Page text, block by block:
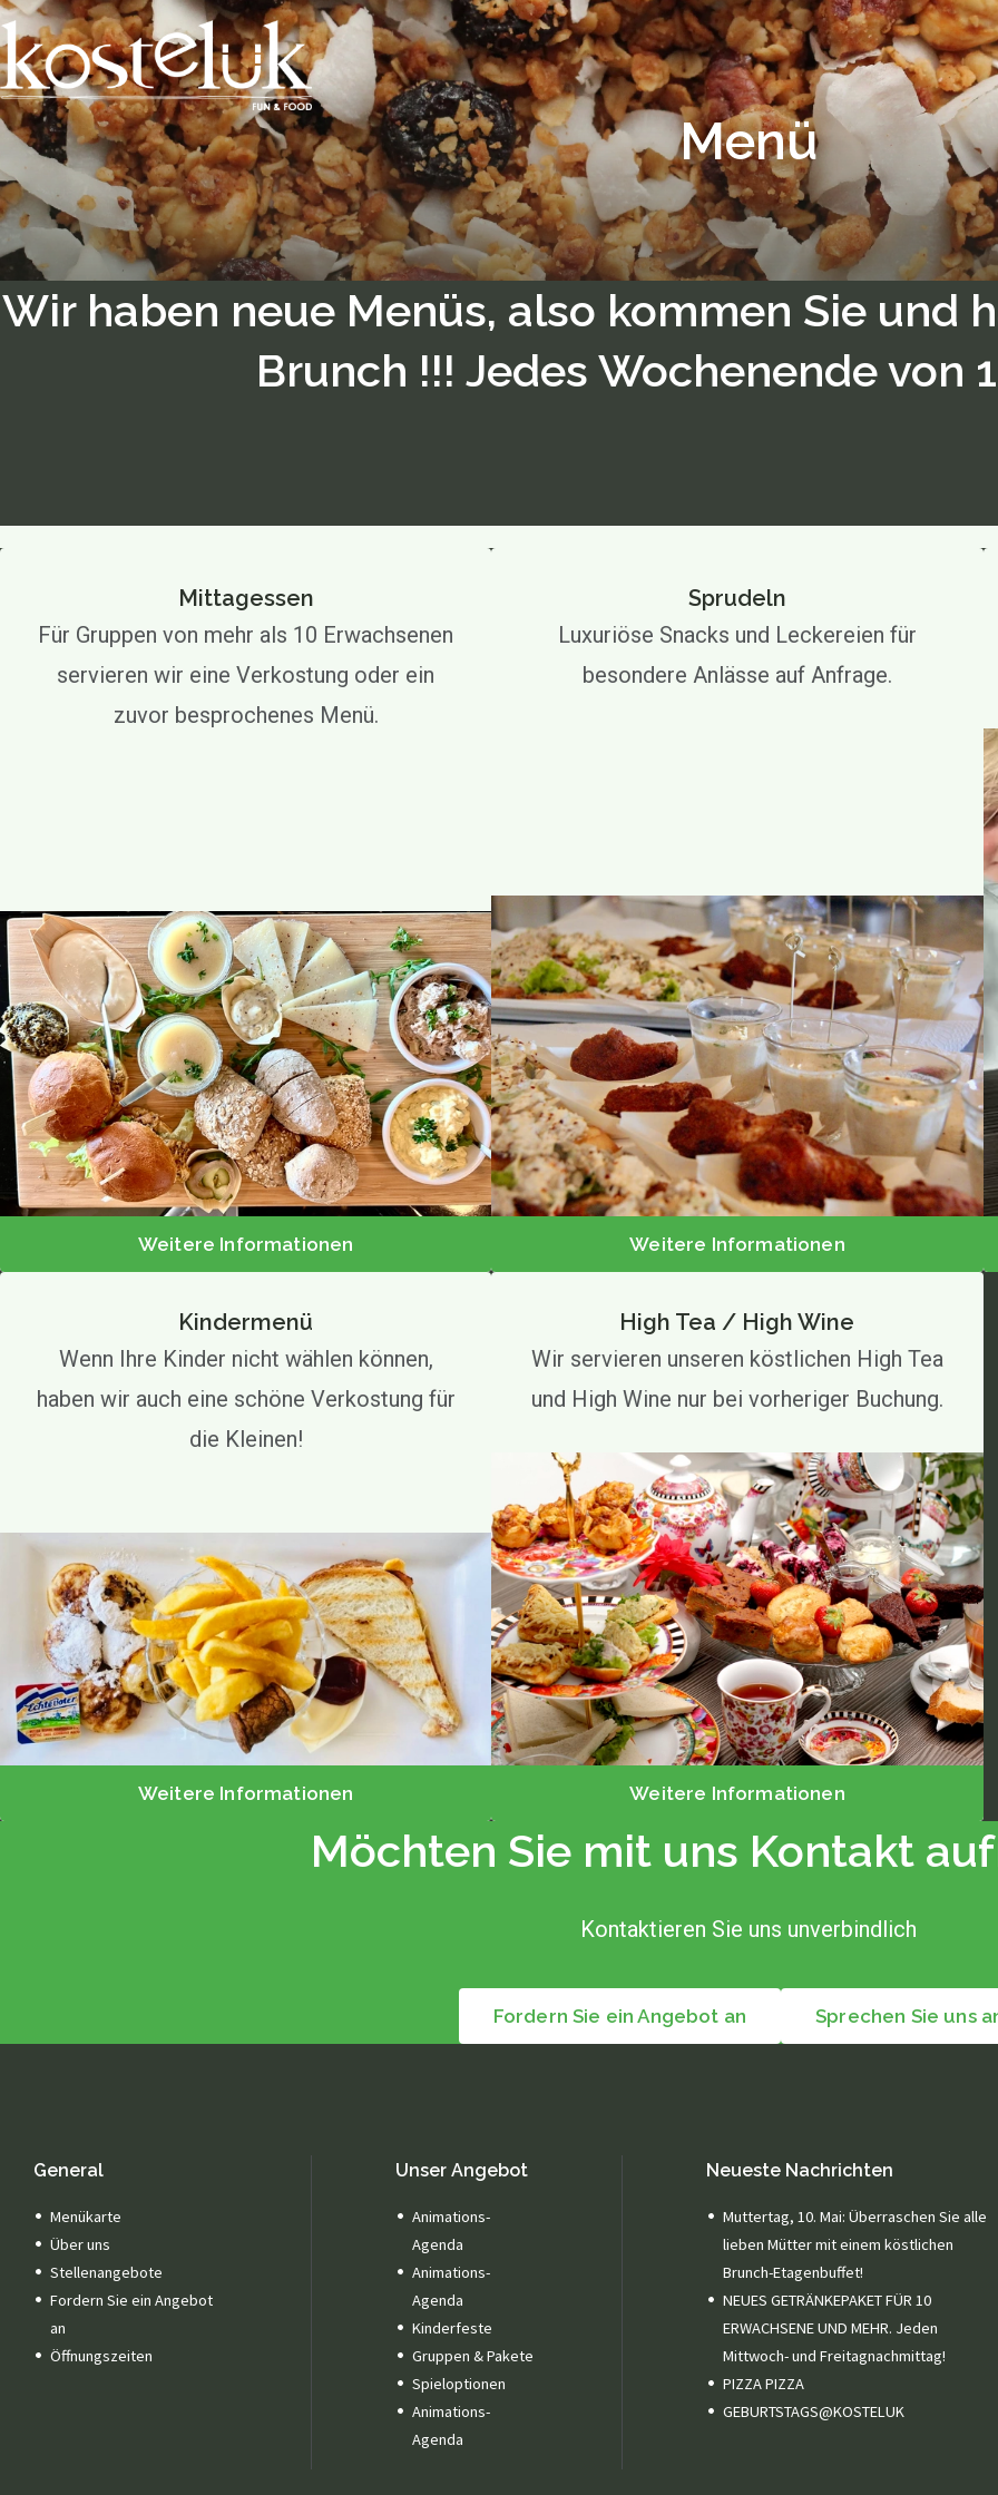
Menü
Wir haben neue Menüs, also kommen Sie und
Brunch !!! Jedes Wochenende von
Mittagessen
Für Gruppen von mehr als 10 Erwachsenen
servieren wir eine Verkostung oder ein
zuvor besprochenes Menü.
Weitere Informationen
Sprudeln
Luxuriöse Snacks und Leckereien für
besondere Anlässe auf Anfrage.
Weitere Informationen
Kindermenü
Wenn Ihre Kinder nicht wählen können,
haben wir auch eine schöne Verkostung für
die Kleinen!
Weitere Informationen
High Tea / High Wine
Wir servieren unseren köstlichen High Tea
und High Wine nur bei vorheriger Buchung.
Weitere Informationen
Möchten Sie mit uns Kontakt
Kontaktieren Sie uns unverbindlich
Fordern Sie ein Angebot an Sprechen Sie uns
General
Menükarte
Über uns
Stellenangebote
Fordern Sie ein Angebot
an
Öffnungszeiten
Unser Angebot
Animations-
Agenda
Animations-
Agenda
Kinderfeste
Gruppen & Pakete
Spieloptionen
Animations-
Agenda
Neueste Nachrichten
Muttertag, 10. Mai: Überraschen Sie alle
lieben Mütter mit einem köstlichen
Brunch-Etagenbuffet!
NEUES GETRÄNKEPAKET FÜR 10
ERWACHSENE UND MEHR. Jeden
Mittwoch- und Freitagnachmittag!
PIZZA PIZZA
GEBURTSTAGS@KOSTELUK